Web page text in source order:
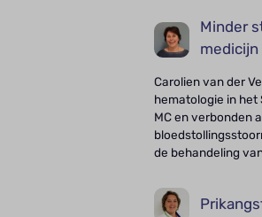
Minder
medicijn
Carolien van der
hematologie in het
MC en verbonden
de behandeling